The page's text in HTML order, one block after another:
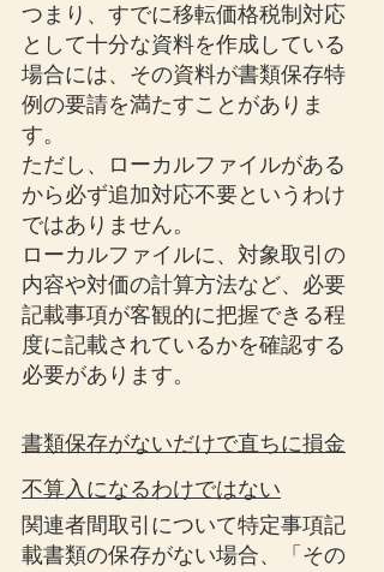
つまり、すでに移転価格税制対応
として十分な資料を作成している
場合には、その資料が書類保存特
例の要請を満たすことがありま
す。
ただし、ローカルファイルがある
から必ず追加対応不要というわけ
ではありません。
ローカルファイルに、対象取引の
内容や対価の計算方法など、必要
記載事項が客観的に把握できる程
度に記載されているかを確認する
必要があります。
書類保存がないだけで直ちに損金
不算入になるわけではない
関連者間取引について特定事項記
載書類の保存がない場合、「その